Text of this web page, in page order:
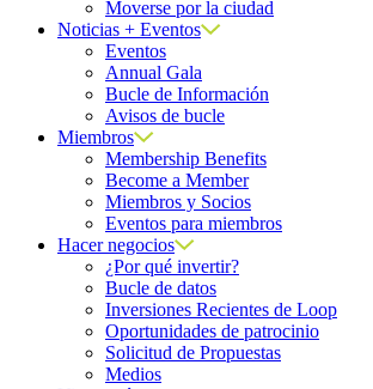
Moverse por la ciudad
Noticias + Eventos
Eventos
Annual Gala
Bucle de Información
Avisos de bucle
Miembros
Membership Benefits
Become a Member
Miembros y Socios
Eventos para miembros
Hacer negocios
¿Por qué invertir?
Bucle de datos
Inversiones Recientes de Loop
Oportunidades de patrocinio
Solicitud de Propuestas
Medios